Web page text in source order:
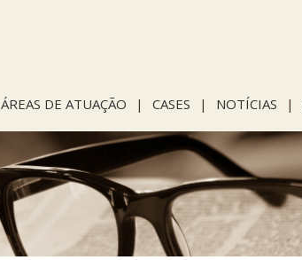
ÁREAS DE ATUAÇÃO | CASES | NOTÍCIAS |